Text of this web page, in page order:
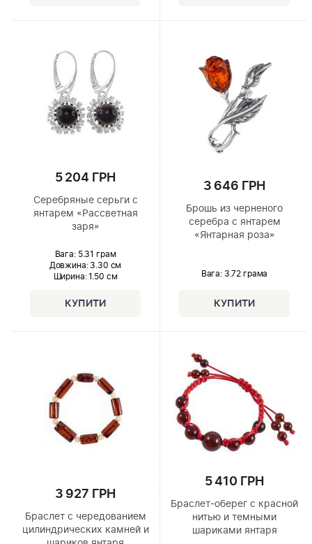
5 204 ГРН
Серебряные серьги с
янтарем «Рассветная
заря»
Вага: 5.31 грам
Довжина:3.30 см
Ширина: 1.50 см
3 646 ГРН
Брошь из черненого
серебра с янтарем
«Янтарная роза»
Вага: 3.72 грама
3 927 ГРН
Браслет с чередованием
цилиндрических камней и
5 410 ГРН
Браслет-оберег с красной
нитью и темными
шариками янтаря